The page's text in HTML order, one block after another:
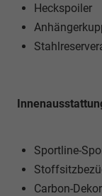
Heckspoiler
Sportline-
Carbon-Dekor